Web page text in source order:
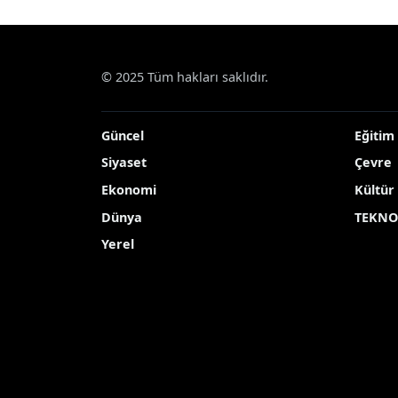
© 2025 Tüm hakları saklıdır.
Güncel
Siyaset
Ekonomi
Dünya
Yerel
Eğitim
Çevre
Kültür